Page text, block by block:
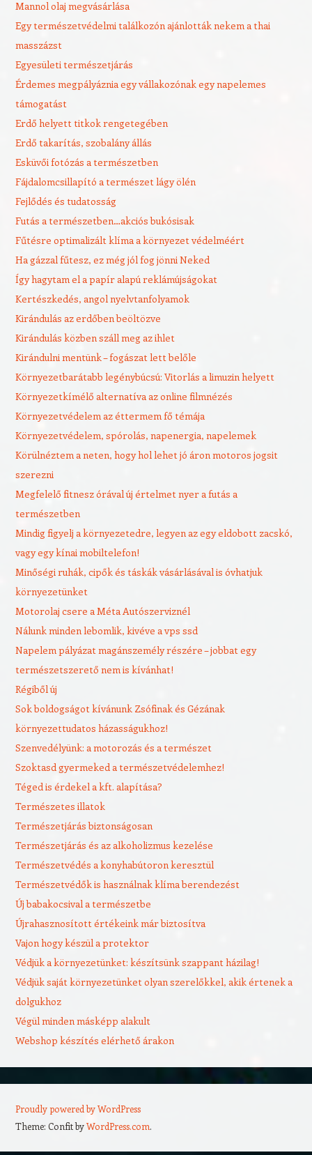
Mannol olaj megvásárlása
Egy természetvédelmi találkozón ajánlották nekem a thai
masszázst
Egyesületi természetjárás
Érdemes megpályáznia egy vállakozónak egy napelemes
támogatást
Erdő helyett titkok rengetegében
Erdő takarítás, szobalány állás
Esküvői fotózás a természetben
Fájdalomcsillapító a természet lágy ölén
Fejlődés és tudatosság
Futás a természetben…akciós bukósisak
Fűtésre optimalizált klíma a környezet védelméért
Ha gázzal fűtesz, ez még jól fog jönni Neked
Így hagytam el a papír alapú reklámújságokat
Kertészkedés, angol nyelvtanfolyamok
Kirándulás az erdőben beöltözve
Kirándulás közben száll meg az ihlet
Kirándulni mentünk – fogászat lett belőle
Környezetbarátabb legénybúcsú: Vitorlás a limuzin helyett
Környezetkímélő alternatíva az online filmnézés
Környezetvédelem az éttermem fő témája
Környezetvédelem, spórolás, napenergia, napelemek
Körülnéztem a neten, hogy hol lehet jó áron motoros jogsit
szerezni
Megfelelő fitnesz órával új értelmet nyer a futás a
természetben
Mindig figyelj a környezetedre, legyen az egy eldobott zacskó,
vagy egy kínai mobiltelefon!
Minőségi ruhák, cipők és táskák vásárlásával is óvhatjuk
környezetünket
Motorolaj csere a Méta Autószerviznél
Nálunk minden lebomlik, kivéve a vps ssd
Napelem pályázat magánszemély részére – jobbat egy
természetszerető nem is kívánhat!
Régiből új
Sok boldogságot kívánunk Zsófinak és Gézának
környezettudatos házasságukhoz!
Szenvedélyünk: a motorozás és a természet
Szoktasd gyermeked a természetvédelemhez!
Téged is érdekel a kft. alapítása?
Természetes illatok
Természetjárás biztonságosan
Természetjárás és az alkoholizmus kezelése
Természetvédés a konyhabútoron keresztül
Természetvédők is használnak klíma berendezést
Új babakocsival a természetbe
Újrahasznosított értékeink már biztosítva
Vajon hogy készül a protektor
Védjük a környezetünket: készítsünk szappant házilag!
Védjük saját környezetünket olyan szerelőkkel, akik értenek a
dolgukhoz
Végül minden másképp alakult
Webshop készítés elérhető árakon
Proudly powered by WordPress
Theme: Confit byWordPress.com.